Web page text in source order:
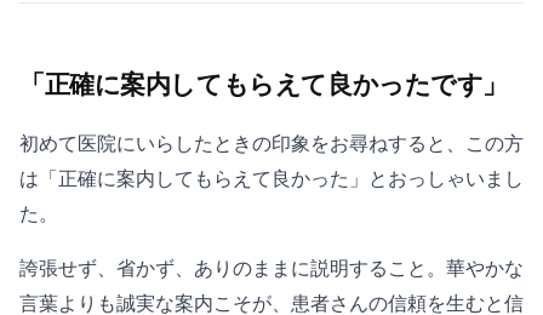
「正確に案内してもらえて良かったです」
初めて医院にいらしたときの印象をお尋ねすると、この方
は「正確に案内してもらえて良かった」とおっしゃいまし
た。
誇張せず、省かず、ありのままに説明すること。華やかな
言葉よりも誠実な案内こそが、患者さんの信頼を生むと信